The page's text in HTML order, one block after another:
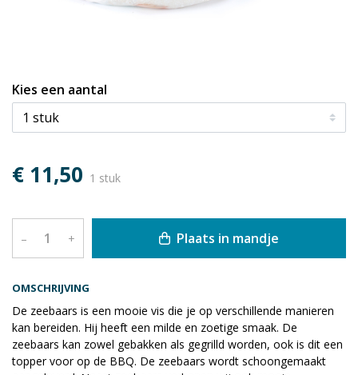
OMSCHRIJVING
De zeebaars is een mooie vis die je op verschillende manieren
kan bereiden. Hij heeft een milde en zoetige smaak. De
zeebaars kan zowel gebakken als gegrilld worden, ook is dit een
topper voor op de BBQ. De zeebaars wordt schoongemaakt
Kies een aantal
€ 11,50 1 stuk
– + Plaats in mandje